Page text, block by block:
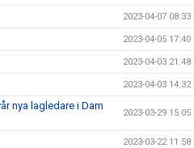
2023-04-07 08:33
2023-04-05 17:40
2023-04-03 21:48
2023-04-03 14:32
nya lagledare i Dam
2023-03-29 15:05
2023-03-22 11:58